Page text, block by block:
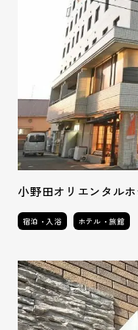
小野田オリエンタル
宿泊・入浴 ホテル・旅館